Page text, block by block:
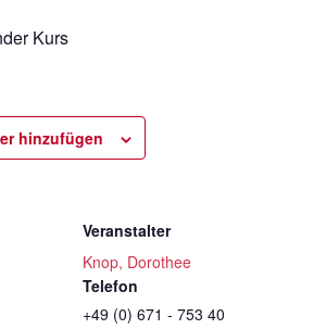
Kurs
hinzufügen
Veranstalter
Knop, Dorothee
Telefon
+49 (0) 671 - 753 40